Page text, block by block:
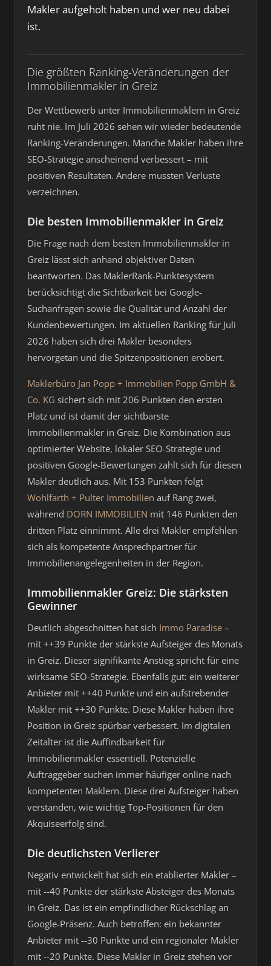
Makler aufgeholt haben und wer neu dabei
ist.
Die größten Ranking-Veränderungen der
Immobilienmakler in Greiz
Der Wettbewerb unter Immobilienmaklern in Greiz
ruht nie. Im Juli 2026 sehen wir wieder bedeutende
Ranking-Veränderungen. Manche Makler haben ihre
SEO-Strategie anscheinend verbessert – mit
positiven Resultaten. Andere mussten Verluste
verzeichnen.
Die besten Immobilienmakler in Greiz
Die Frage nach dem besten Immobilienmakler in
Greiz lässt sich anhand objektiver Daten
beantworten. Das MaklerRank-Punktesystem
berücksichtigt die Sichtbarkeit bei Google-
Suchanfragen sowie die Qualität und Anzahl der
Kundenbewertungen. Im aktuellen Ranking für Juli
2026 haben sich drei Makler besonders
hervorgetan und die Spitzenpositionen erobert.
Maklerbüro Jan Popp + Immobilien Popp GmbH &
Co. KG sichert sich mit 206 Punkten den ersten
Platz und ist damit der sichtbarste
Immobilienmakler in Greiz. Die Kombination aus
optimierter Website, lokaler SEO-Strategie und
positiven Google-Bewertungen zahlt sich für diesen
Makler deutlich aus. Mit 153 Punkten folgt
Wohlfarth + Pulter Immobilien auf Rang zwei,
während DORN IMMOBILIEN mit 146 Punkten den
dritten Platz einnimmt. Alle drei Makler empfehlen
sich als kompetente Ansprechpartner für
Immobilienangelegenheiten in der Region.
Immobilienmakler Greiz: Die stärksten
Gewinner
Deutlich abgeschnitten hat sich Immo Paradise –
mit ++39 Punkte der stärkste Aufsteiger des Monats
in Greiz. Dieser signifikante Anstieg spricht für eine
wirksame SEO-Strategie. Ebenfalls gut: ein weiterer
Anbieter mit ++40 Punkte und ein aufstrebender
Makler mit ++30 Punkte. Diese Makler haben ihre
Position in Greiz spürbar verbessert. Im digitalen
Zeitalter ist die Auffindbarkeit für
Immobilienmakler essentiell. Potenzielle
Auftraggeber suchen immer häufiger online nach
kompetenten Maklern. Diese drei Aufsteiger haben
verstanden, wie wichtig Top-Positionen für den
Akquiseerfolg sind.
Die deutlichsten Verlierer
Negativ entwickelt hat sich ein etablierter Makler –
mit --40 Punkte der stärkste Absteiger des Monats
in Greiz. Das ist ein empfindlicher Rückschlag an
Google-Präsenz. Auch betroffen: ein bekannter
Anbieter mit --30 Punkte und ein regionaler Makler
mit --20 Punkte. Diese Makler in Greiz stehen vor